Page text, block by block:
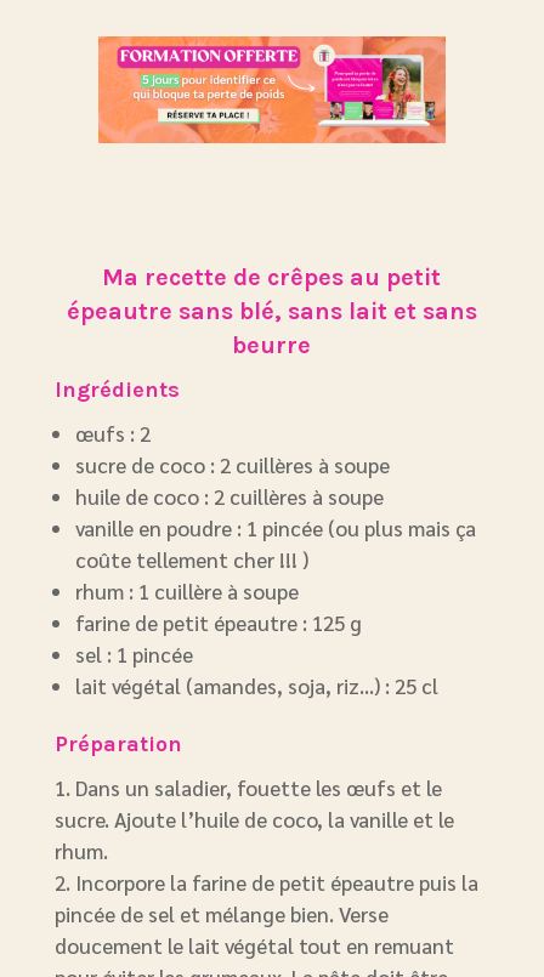
Ma recette de crêpes au petit
épeautre sans blé, sans lait et sans
beurre
Ingrédients
œufs : 2
sucre de coco : 2 cuillères à soupe
huile de coco : 2 cuillères à soupe
vanille en poudre : 1 pincée (ou plus mais ça
coûte tellement cher !!! )
rhum : 1 cuillère à soupe
farine de petit épeautre : 125 g
sel : 1 pincée
lait végétal (amandes, soja, riz…) : 25 cl
Préparation
Dans un saladier, fouette les œufs et le
sucre. Ajoute l’huile de coco, la vanille et le
rhum.
Incorpore la farine de petit épeautre puis la
pincée de sel et mélange bien. Verse
doucement le lait végétal tout en remuant